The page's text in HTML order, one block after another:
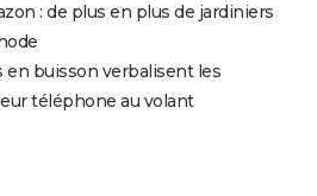
: de plus en plus de jardiniers
en buisson verbalisent les
téléphone au volant